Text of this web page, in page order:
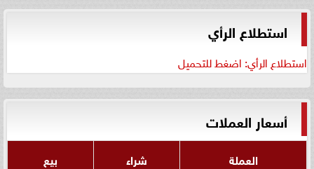
استطلاع الرأي
استطلاع الرأي: اضغط للتحميل
أسعار العملات
العملة شراء بيع